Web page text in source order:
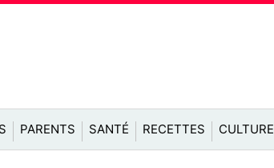
PARENTS SANTÉ RECETTES CULTURE